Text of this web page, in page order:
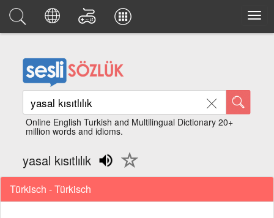
Online English Turkish and Multilingual Dictionary 20+
million words and idioms.
yasal kısıtlılık
Türkisch - Türkisch